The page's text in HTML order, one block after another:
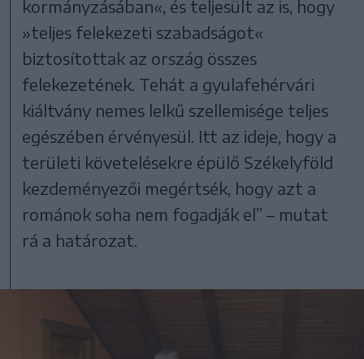
kormányzásában«, és teljesült az is, hogy
»teljes felekezeti szabadságot«
biztosítottak az ország összes
felekezetének. Tehát a gyulafehérvári
kiáltvány nemes lelkű szellemisége teljes
egészében érvényesül. Itt az ideje, hogy a
területi követelésekre épülő Székelyföld
kezdeményezői megértsék, hogy azt a
románok soha nem fogadják el” – mutat
rá a határozat.